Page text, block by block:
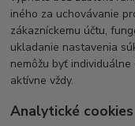
iného za uchovávanie
zákazníckemu účtu,
ukladanie nastavenia
nemôžu byť
aktívne vždy.
Analytické cookies